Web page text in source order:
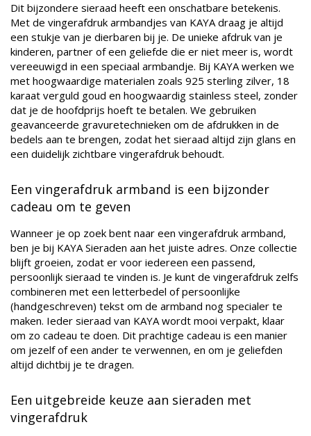
Dit bijzondere sieraad heeft een onschatbare betekenis.
Met de vingerafdruk armbandjes van KAYA draag je altijd
een stukje van je dierbaren bij je. De unieke afdruk van je
kinderen, partner of een geliefde die er niet meer is, wordt
vereeuwigd in een speciaal armbandje. Bij KAYA werken we
met hoogwaardige materialen zoals 925 sterling zilver, 18
karaat verguld goud en hoogwaardig stainless steel, zonder
dat je de hoofdprijs hoeft te betalen. We gebruiken
geavanceerde gravuretechnieken om de afdrukken in de
bedels aan te brengen, zodat het sieraad altijd zijn glans en
een duidelijk zichtbare vingerafdruk behoudt.
Een vingerafdruk armband is een bijzonder
cadeau om te geven
Wanneer je op zoek bent naar een vingerafdruk armband,
ben je bij KAYA Sieraden aan het juiste adres. Onze collectie
blijft groeien, zodat er voor iedereen een passend,
persoonlijk sieraad te vinden is. Je kunt de vingerafdruk zelfs
combineren met een letterbedel of persoonlijke
(handgeschreven) tekst om de armband nog specialer te
maken. Ieder sieraad van KAYA wordt mooi verpakt, klaar
om zo cadeau te doen. Dit prachtige cadeau is een manier
om jezelf of een ander te verwennen, en om je geliefden
altijd dichtbij je te dragen.
Een uitgebreide keuze aan sieraden met
vingerafdruk